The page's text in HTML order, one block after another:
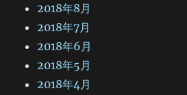
2018年8月
2018年7月
2018年6月
2018年5月
2018年4月